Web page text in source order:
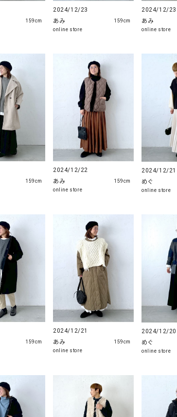
159cm
2024/12/23
あみ
online store
159cm
2024/12/23
あみ
online store
159cm
2024/12/22
あみ
online store
159cm
2024/12/21
めぐ
online store
159cm
2024/12/21
あみ
online store
159cm
2024/12/20
めぐ
online store